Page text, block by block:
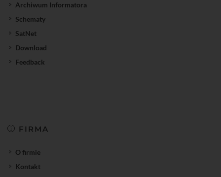
Archiwum Informatora
Schematy
SatNet
Download
Feedback
FIRMA
O firmie
Kontakt